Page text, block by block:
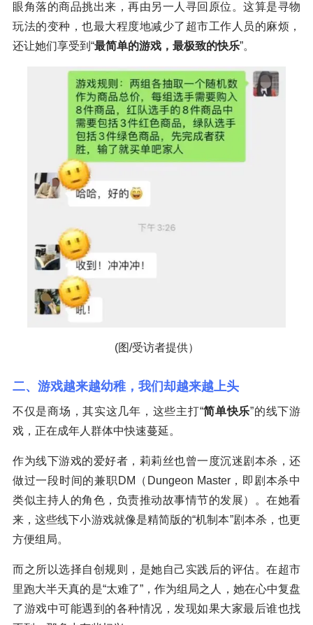
眼角落的商品挑出来，再由另一人寻回原位。这算是寻物
玩法的变种，也最大程度地减少了超市工作人员的麻烦，
还让她们享受到“最简单的游戏，最极致的快乐”。
(图/受访者提供）
二、游戏越来越幼稚，我们却越来越上头
不仅是商场，其实这几年，这些主打“简单快乐”的线下游
戏，正在成年人群体中快速蔓延。
作为线下游戏的爱好者，莉莉丝也曾一度沉迷剧本杀，还
做过一段时间的兼职DM（Dungeon Master，即剧本杀中
类似主持人的角色，负责推动故事情节的发展）。在她看
来，这些线下小游戏就像是精简版的“机制本”剧本杀，也更
方便组局。
而之所以选择自创规则，是她自己实践后的评估。在超市
里跑大半天真的是“太难了”，作为组局之人，她在心中复盘
了游戏中可能遇到的各种情况，发现如果大家最后谁也找